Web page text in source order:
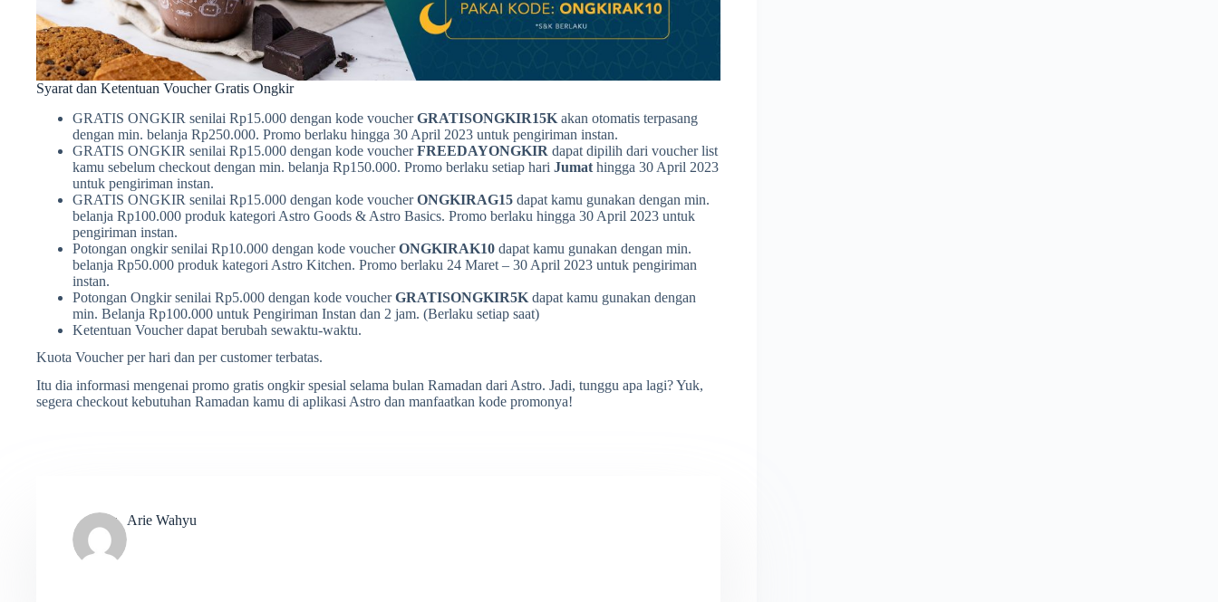
Syarat dan Ketentuan Voucher Gratis Ongkir
GRATIS ONGKIR senilai Rp15.000 dengan kode voucherGRATISONGKIR15K akan otomatis terpasang
dengan min. belanja Rp250.000. Promo berlaku hingga 30 April 2023 untuk pengiriman instan.
GRATIS ONGKIR senilai Rp15.000 dengan kode voucherFREEDAYONGKIR dapat dipilih dari voucher list
kamu sebelum checkout dengan min. belanja Rp150.000. Promo berlaku setiap hari Jumat hingga 30 April 2023
untuk pengiriman instan.
GRATIS ONGKIR senilai Rp15.000 dengan kode voucherONGKIRAG15 dapat kamu gunakan dengan min.
belanja Rp100.000 produk kategori Astro Goods & Astro Basics. Promo berlaku hingga 30 April 2023 untuk
pengiriman instan.
Potongan ongkir senilai Rp10.000 dengan kode voucherONGKIRAK10 dapat kamu gunakan dengan min.
belanja Rp50.000 produk kategori Astro Kitchen. Promo berlaku 24 Maret – 30 April 2023 untuk pengiriman
instan.
Potongan Ongkir senilai Rp5.000 dengan kode voucherGRATISONGKIR5K dapat kamu gunakan dengan
min. Belanja Rp100.000 untuk Pengiriman Instan dan 2 jam. (Berlaku setiap saat)
Ketentuan Voucher dapat berubah sewaktu-waktu.
Kuota Voucher per hari dan per customer terbatas.
Itu dia informasi mengenai promo gratis ongkir spesial selama bulan Ramadan dari Astro. Jadi, tunggu apa lagi? Yuk,
segera checkout kebutuhan Ramadan kamu di aplikasi Astro dan manfaatkan kode promonya!
Arie Wahyu